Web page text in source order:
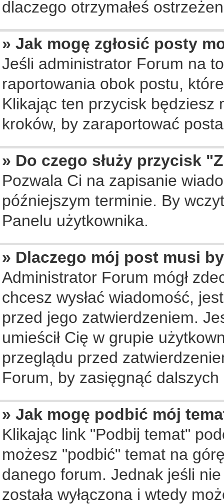
dlaczego otrzymałeś
» Jak mogę zgłosić posty
Jeśli administrator Forum na
raportowania obok postu,
Klikając ten przycisk będziesz
kroków, by zaraportować
» Do czego służy przycisk
Pozwala Ci na zapisanie
późniejszym terminie. By
Panelu użytkownika.
» Dlaczego mój post musi
Administrator Forum mógł
chcesz wysłać wiadomość,
przed jego zatwierdzeniem.
umieścił Cię w grupie
przeglądu przed
Forum, by zasięgnąć
» Jak mogę podbić mój
Klikając link "Podbij temat"
możesz "podbić" temat na
danego forum. Jednak jeśli
została wyłączona i wtedy